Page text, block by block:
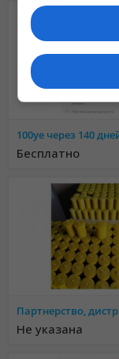
Бесплатно
Не указана